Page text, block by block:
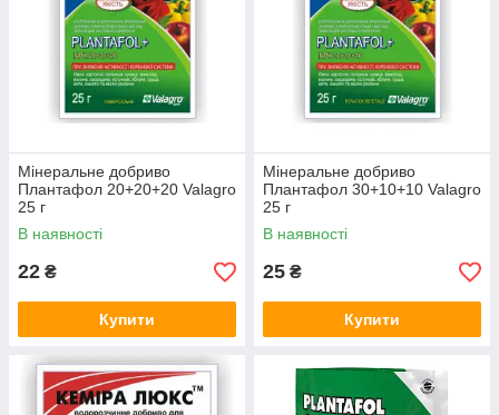
Мінеральне добриво
Плантафол 20+20+20 Valagro
25 г
В наявності
22 ₴
Купити
Мінеральне добриво
Плантафол 30+10+10 Valagro
25 г
В наявності
25 ₴
Купити